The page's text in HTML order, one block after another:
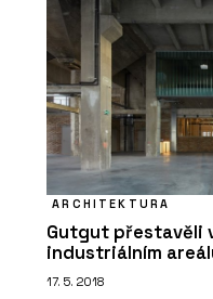
ARCHITEKTURA
Gutgut přestavěli
industriálním
17. 5. 2018